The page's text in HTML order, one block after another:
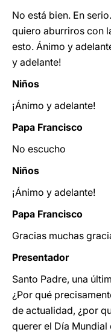
No está bien. En
quiero aburriros con
esto. Ánimo y
y adelante!
Niños
¡Ánimo y adelante!
Papa Francisco
No escucho
Niños
¡Ánimo y adelante!
Papa Francisco
Gracias muchas
Presentador
Santo Padre, una
¿Por qué
de actualidad, ¿por
querer el Día Mundial